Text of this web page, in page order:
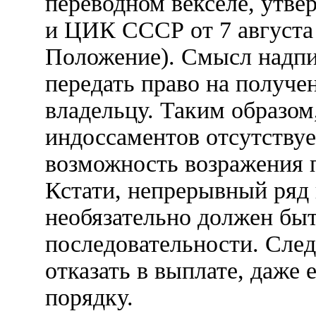
и ЦИК СССР от 7 августа
Положение). Смысл
передать право на
владельцу. Таким
индоссаментов
возможность возражения
Кстати, непрерывный ряд
необязательно должен
последовательности.
отказать в выплате,
порядку.